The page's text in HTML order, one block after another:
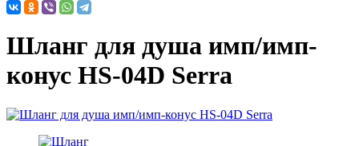
Шланг для душа имп/имп-
конус HS-04D Serra